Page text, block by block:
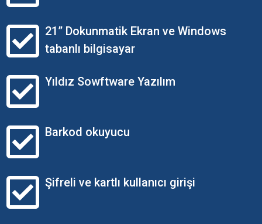
21” Dokunmatik Ekran ve Windows
tabanlı bilgisayar
Yıldız Sowftware Yazılım
Barkod okuyucu
Şifreli ve kartlı kullanıcı girişi